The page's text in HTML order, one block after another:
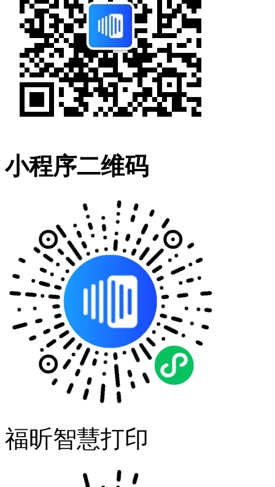
小程序二维码
福昕智慧打印